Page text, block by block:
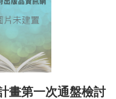
畫第一次通盤檢討